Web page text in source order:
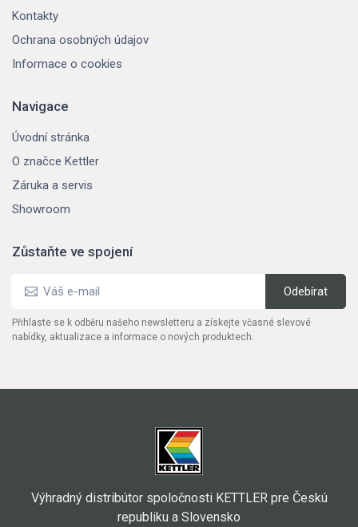
Kontakty
Ochrana osobných údajov
Informace o cookies
Navigace
Úvodní stránka
O značce Kettler
Záruka a servis
Showroom
Zůstaňte ve spojení
Přihlaste se k odběru našeho newsletteru a získejte včasné slevové
nabídky, aktualizace a informace o nových produktech.
Výhradný distribútor spoločnosti KETTLER pre Českú
republiku a Slovensko